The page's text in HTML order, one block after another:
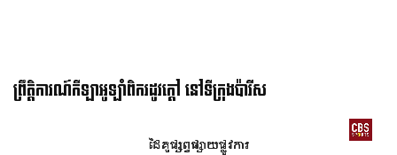
ព្រឹត្តិការណ៍កីឡាអូឡាំពិករដូវក្ដៅ នៅទីក្រុងប៉ារីស